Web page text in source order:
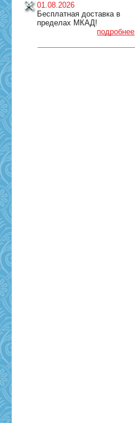
01.08.2026
Бесплатная доставка в
пределах МКАД!
подробнее